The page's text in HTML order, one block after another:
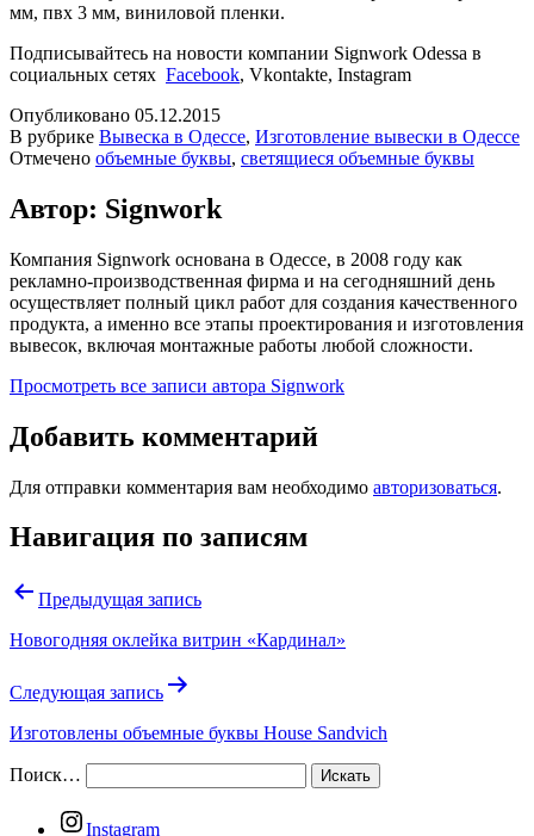
мм, пвх 3 мм, виниловой пленки.
Подписывайтесь на новости компании Signwork Odessa в
cоциальных сетях Facebook, Vkontakte, Instagram
Опубликовано 05.12.2015
В рубрике Вывеска в Одессе, Изготовление вывески в Одессе
Отмечено объемные буквы, светящиеся объемные буквы
Автор: Signwork
Компания Signwork основана в Одессе, в 2008 году как
рекламно-производственная фирма и на сегодняшний день
осуществляет полный цикл работ для создания качественного
продукта, а именно все этапы проектирования и изготовления
вывесок, включая монтажные работы любой сложности.
Просмотреть все записи автора Signwork
Добавить комментарий
Для отправки комментария вам необходимо авторизоваться.
Навигация по записям
Предыдущая запись
Новогодняя оклейка витрин «Кардинал»
Следующая запись
Изготовлены объемные буквы House Sandvich
Поиск…
Instagram